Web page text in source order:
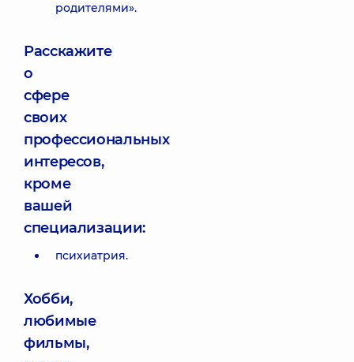
родителями».
Расскажите
о
сфере
своих
профессиональных
интересов,
кроме
вашей
специализации:
психиатрия.
Хобби,
любимые
фильмы,